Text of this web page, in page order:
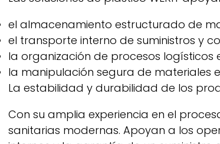
el almacenamiento estructurado de
el transporte interno de suministros y
la organización de procesos logísticos
la manipulación segura de materiales
La estabilidad y durabilidad de los
Con su amplia experiencia en el
sanitarias modernas. Apoyan a los